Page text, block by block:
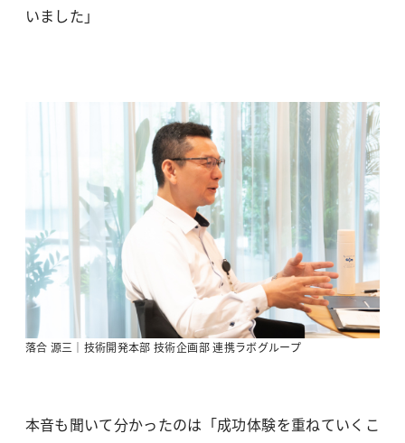
いました」
落合 源三｜技術開発本部 技術企画部 連携ラボグループ
本音も聞いて分かったのは「成功体験を重ねていくこ